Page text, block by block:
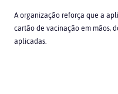
A organização reforça que a
cartão de vacinação em mãos,
aplicadas.